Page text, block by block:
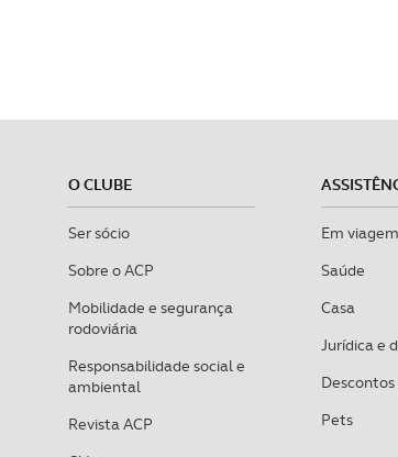
O CLUBE
Ser sócio
Sobre o ACP
Mobilidade e segurança
rodoviária
Responsabilidade social e
ambiental
Revista ACP
Em viagem
Saúde
Casa
Jurídica e
Pets